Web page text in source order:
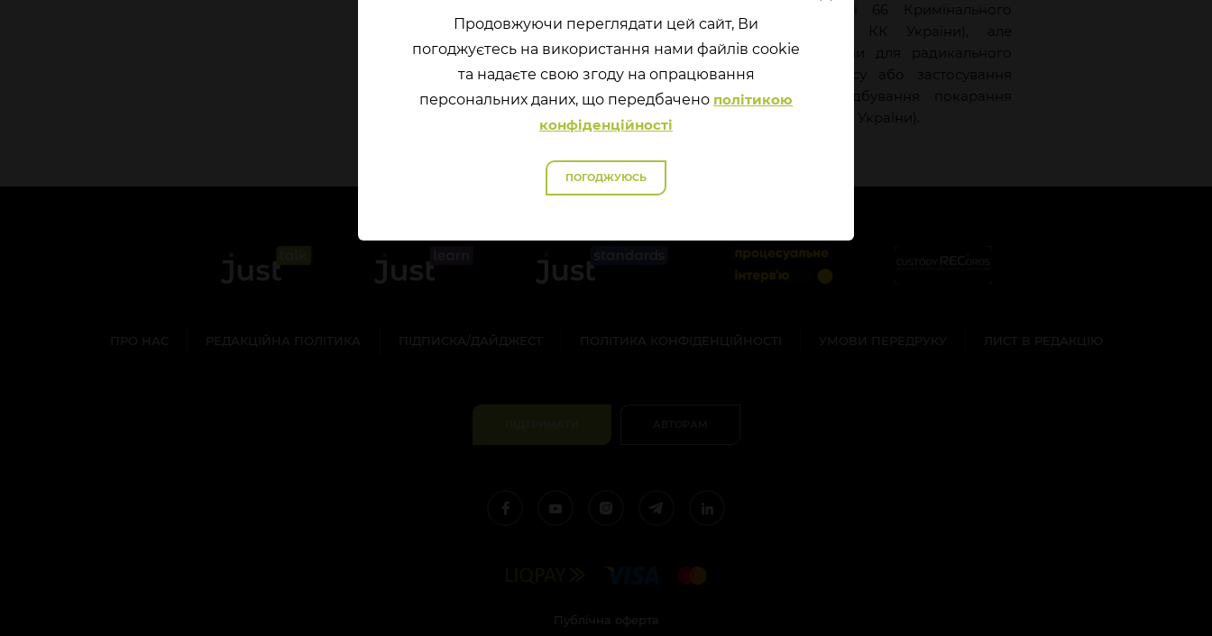
вичерпним переліком статті 66 Кримінального
кодексу України (далі — КК України), але
використовуються як підстави для радикального
пом’якшення заходів примусу або застосування
інституту звільнення від відбування покарання
з випробуванням (стаття 75 КК України).
Продовжуючи переглядати цей сайт, Ви
погоджуєтесь на використання нами файлів cookie
та надаєте свою згоду на опрацювання
перcональних даних, що передбачено політикою
конфіденційності
ПОГОДЖУЮСЬ
ПРО НАС РЕДАКЦІЙНА ПОЛІТИКА ПІДПИСКА/ДАЙДЖЕСТ ПОЛІТИКА КОНФІДЕНЦІЙНОСТІ УМОВИ ПЕРЕДРУКУ ЛИСТ В РЕДАКЦІЮ
Публічна оферта